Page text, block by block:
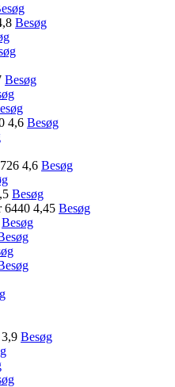
Besøg
Besøg
4,6 Besøg
4,6 Besøg
Besøg
6440 4,45 Besøg
Besøg
Besøg